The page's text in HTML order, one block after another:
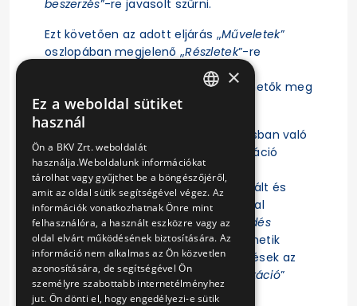
beszerzés”-re javasolt szűrni.
Ezt követően az adott eljárás „Műveletek”
oszlopában megjelenő „Részletek”-re
kattintás után érhető el az eljárás
ajánlattételi felhívása, illetve tekinthetők meg
az eljárásra vonatkozó főbb adatok.
Felhívjuk a figyelmet, hogy az eljárásban való
részvételhez az EKR-be való regisztráció
szükséges! Az eljárás további
dokumentumait az EKR-ben regisztrált és
ajánlat összeállítására jogosultsággal
rendelkező Felhasználók az „Érdeklődés
jelzése” funkció indítása után tekinthetik
meg. Az eljárással kapcsolatos kérdések az
EKR-ben erre létrehozott „
Kommunikáció”
felületen tehetők fel.
×
Ez a weboldal sütiket
használ
Ön a BKV Zrt. weboldalát
használja.Weboldalunk információkat
tárolhat vagy gyűjthet be a böngészőjéről,
amit az oldal sütik segítségével végez. Az
információk vonatkozhatnak Önre mint
felhasználóra, a használt eszközre vagy az
oldal elvárt működésének biztosítására. Az
információ nem alkalmas az Ön közvetlen
azonosítására, de segítségével Ön
személyre szabottabb internetélményhez
jut. Ön dönti el, hogy engedélyezi-e sütik